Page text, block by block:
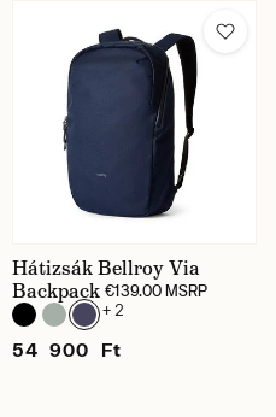
Hátizsák Bellroy Via
Backpack €139.00 MSRP
+ 2
54 900 Ft